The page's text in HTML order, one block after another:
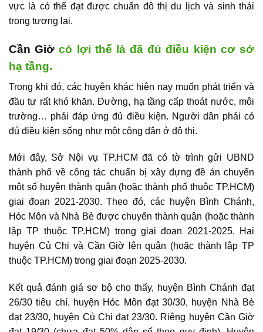
vực là có thể đạt được chuẩn đô thị du lịch và sinh thái
trong tương lai.
Cần Giờ có lợi thế là đã đủ điều kiện cơ sở
hạ tầng.
Trong khi đó, các huyện khác hiện nay muốn phát triển và
đầu tư rất khó khăn. Đường, hạ tầng cấp thoát nước, môi
trường… phải đáp ứng đủ điều kiện. Người dân phải có
đủ điều kiện sống như một công dân ở đô thị.
Mới đây, Sở Nội vụ TP.HCM đã có tờ trình gửi UBND
thành phố về công tác chuẩn bị xây dựng đề án chuyển
một số huyện thành quận (hoặc thành phố thuộc TP.HCM)
giai đoạn 2021-2030. Theo đó, các huyện Bình Chánh,
Hóc Môn và Nhà Bè được chuyển thành quận (hoặc thành
lập TP thuộc TP.HCM) trong giai đoạn 2021-2025. Hai
huyện Củ Chi và Cần Giờ lên quận (hoặc thành lập TP
thuộc TP.HCM) trong giai đoạn 2025-2030.
Kết quả đánh giá sơ bộ cho thấy, huyện Bình Chánh đạt
26/30 tiêu chí, huyện Hóc Môn đạt 30/30, huyện Nhà Bè
đạt 23/30, huyện Củ Chi đạt 23/30. Riêng huyện Cần Giờ